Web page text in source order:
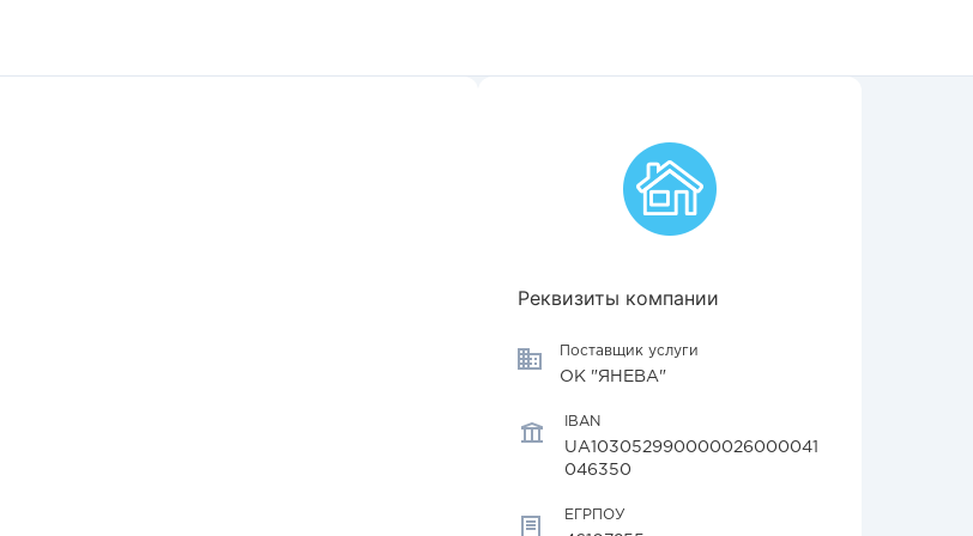
Реквизиты компании
Поставщик услуги
ОК "ЯНЕВА"
IBAN
UA103052990000026000041
046350
ЕГРПОУ